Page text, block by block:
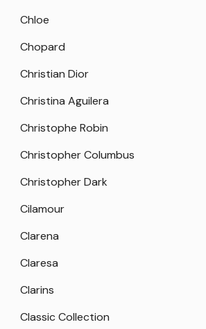
Chloe
Chopard
Christian Dior
Christina Aguilera
Christophe Robin
Christopher Columbus
Christopher Dark
Cilamour
Clarena
Claresa
Clarins
Classic Collection